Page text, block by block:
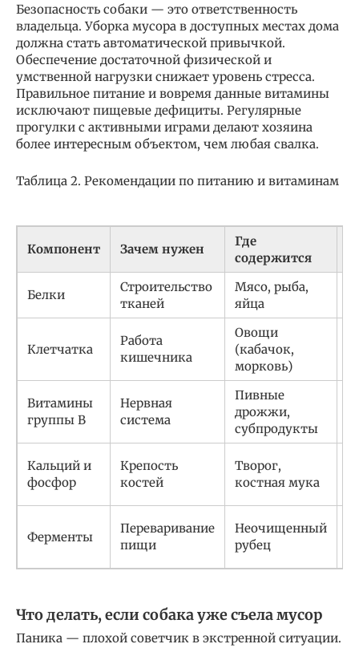
Безопасность собаки — это ответственность
владельца. Уборка мусора в доступных местах дома
должна стать автоматической привычкой.
Обеспечение достаточной физической и
умственной нагрузки снижает уровень стресса.
Правильное питание и вовремя данные витамины
исключают пищевые дефициты. Регулярные
прогулки с активными играми делают хозяина
более интересным объектом, чем любая свалка.
Таблица 2. Рекомендации по питанию и витаминам
Компонент Зачем нужен
Где
содержится
Белки
Строительство
тканей
Мясо, рыба,
яйца
Клетчатка
Работа
кишечника
Овощи
(кабачок,
морковь)
Витамины
группы B
Нервная
система
Пивные
дрожжи,
субпродукты
Кальций и
фосфор
Крепость
костей
Творог,
костная мука
Ферменты
Переваривание
пищи
Неочищенный
рубец
Что делать, если собака уже съела мусор
Паника — плохой советчик в экстренной ситуации.